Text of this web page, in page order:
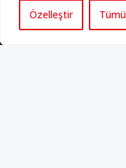
Özelleştir